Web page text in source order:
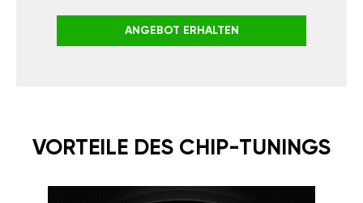
ANGEBOT ERHALTEN
VORTEILE DES CHIP-TUNINGS